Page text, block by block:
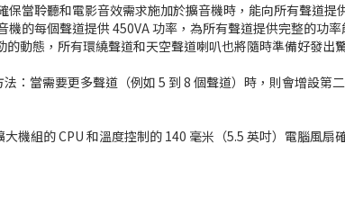
當聆聽和電影音效需求施加於擴音機時，能向所有聲道
的每個聲道提供 450VA 功率，為所有聲道提供完整的功
動態，所有環繞聲道和天空聲道喇叭也將隨時準備好發出
當需要更多聲道（例如 5 到 8 個聲道）時，則會增設第
機組的 CPU 和溫度控制的 140 毫米（5.5 英吋）電腦風扇